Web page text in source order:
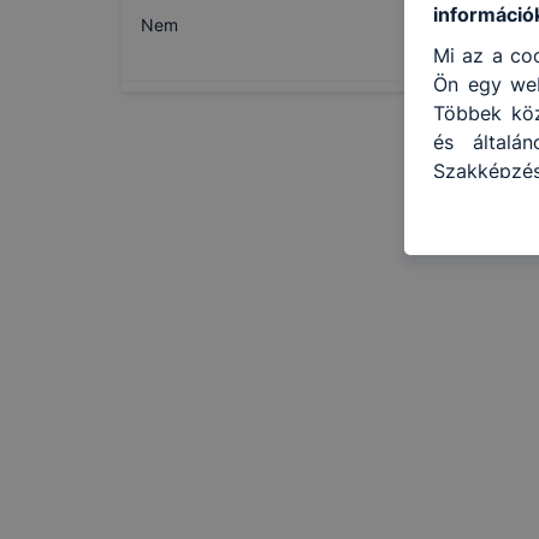
Nem
Mi az a
Ön egy
Többek
és
honlapot
használja